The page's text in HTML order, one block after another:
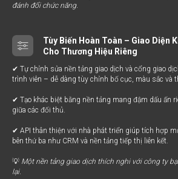
đánh đổi chức năng.
Tùy Biến Hoàn Toàn – Giao Diện
Cho Thương Hiệu Riêng
✔ Tự chỉnh sửa nền tảng giao dịch và cổng giao
trình viên – dễ dàng tùy chỉnh bố cục, màu sắc và
✔ Tạo khác biệt bằng nền tảng mang đậm dấu ấn
giữa các đối thủ.
✔ API thân thiện với nhà phát triển giúp tích hợp
bên thứ ba như CRM và nền tảng tiếp thị liên kết.
💡 Một nền tảng giao dịch thích nghi với công ty
lại.